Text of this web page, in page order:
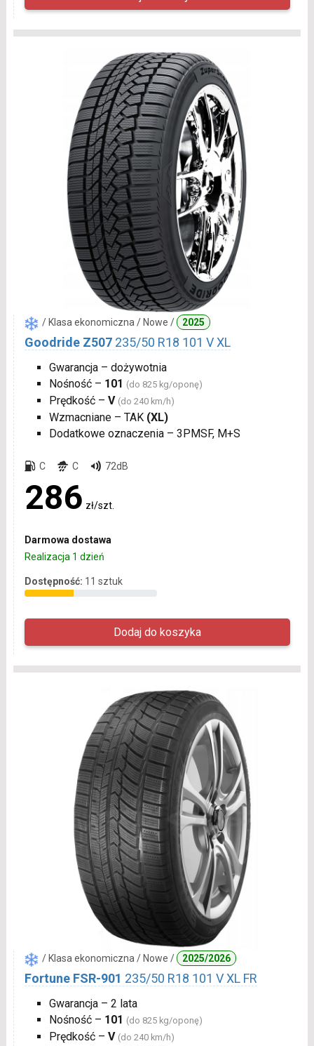
/ Klasa ekonomiczna / Nowe / 2025
Goodride Z507 235/50 R18 101 V XL
Gwarancja – dożywotnia
Nośność – 101 (do 825 kg/oponę)
Prędkość – V (do 240 km/h)
Wzmacniane – TAK (XL)
Dodatkowe oznaczenia – 3PMSF, M+S
C C 72dB
286 zł/szt.
Darmowa dostawa
Realizacja 1 dzień
Dostępność: 11 sztuk
/ Klasa ekonomiczna / Nowe / 2025/2026
Fortune FSR-901 235/50 R18 101 V XL FR
Gwarancja – 2 lata
Nośność – 101 (do 825 kg/oponę)
Prędkość – V (do 240 km/h)